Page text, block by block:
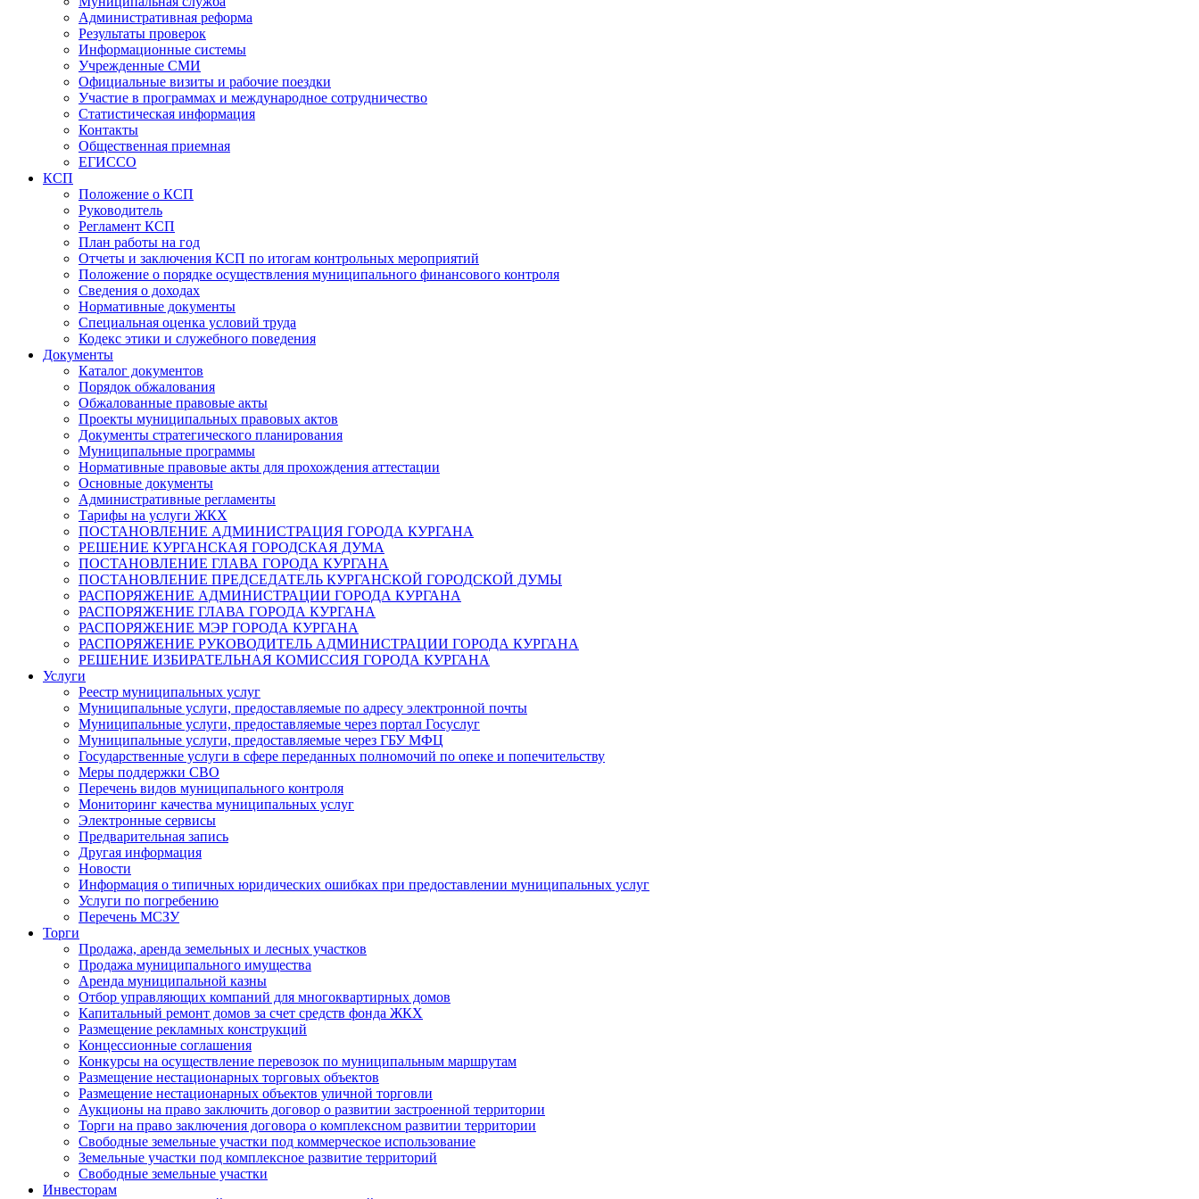
Административная реформа
Результаты проверок
Информационные системы
Учрежденные СМИ
Официальные визиты и рабочие поездки
Участие в программах и международное сотрудничество
Статистическая информация
Контакты
Общественная приемная
ЕГИССО
КСП
Положение о КСП
Руководитель
Регламент КСП
План работы на год
Отчеты и заключения КСП по итогам контрольных мероприятий
Положение о порядке осуществления муниципального финансового контроля
Сведения о доходах
Нормативные документы
Специальная оценка условий труда
Кодекс этики и служебного поведения
Документы
Каталог документов
Порядок обжалования
Обжалованные правовые акты
Проекты муниципальных правовых актов
Документы стратегического планирования
Муниципальные программы
Нормативные правовые акты для прохождения аттестации
Основные документы
Административные регламенты
Тарифы на услуги ЖКХ
ПОСТАНОВЛЕНИЕ АДМИНИСТРАЦИЯ ГОРОДА КУРГАНА
РЕШЕНИЕ КУРГАНСКАЯ ГОРОДСКАЯ ДУМА
ПОСТАНОВЛЕНИЕ ГЛАВА ГОРОДА КУРГАНА
ПОСТАНОВЛЕНИЕ ПРЕДСЕДАТЕЛЬ КУРГАНСКОЙ ГОРОДСКОЙ ДУМЫ
РАСПОРЯЖЕНИЕ АДМИНИСТРАЦИИ ГОРОДА КУРГАНА
РАСПОРЯЖЕНИЕ ГЛАВА ГОРОДА КУРГАНА
РАСПОРЯЖЕНИЕ МЭР ГОРОДА КУРГАНА
РАСПОРЯЖЕНИЕ РУКОВОДИТЕЛЬ АДМИНИСТРАЦИИ ГОРОДА КУРГАНА
РЕШЕНИЕ ИЗБИРАТЕЛЬНАЯ КОМИССИЯ ГОРОДА КУРГАНА
Услуги
Реестр муниципальных услуг
Муниципальные услуги, предоставляемые по адресу электронной почты
Муниципальные услуги, предоставляемые через портал Госуслуг
Муниципальные услуги, предоставляемые через ГБУ МФЦ
Государственные услуги в сфере переданных полномочий по опеке и попечительству
Меры поддержки СВО
Перечень видов муниципального контроля
Мониторинг качества муниципальных услуг
Электронные сервисы
Предварительная запись
Другая информация
Новости
Информация о типичных юридических ошибках при предоставлении муниципальных услуг
Услуги по погребению
Перечень МСЗУ
Торги
Продажа, аренда земельных и лесных участков
Продажа муниципального имущества
Аренда муниципальной казны
Отбор управляющих компаний для многоквартирных домов
Капитальный ремонт домов за счет средств фонда ЖКХ
Размещение рекламных конструкций
Концессионные соглашения
Конкурсы на осуществление перевозок по муниципальным маршрутам
Размещение нестационарных торговых объектов
Размещение нестационарных объектов уличной торговли
Аукционы на право заключить договор о развитии застроенной территории
Торги на право заключения договора о комплексном развитии территории
Свободные земельные участки под коммерческое использование
Земельные участки под комплексное развитие территорий
Свободные земельные участки
Инвесторам